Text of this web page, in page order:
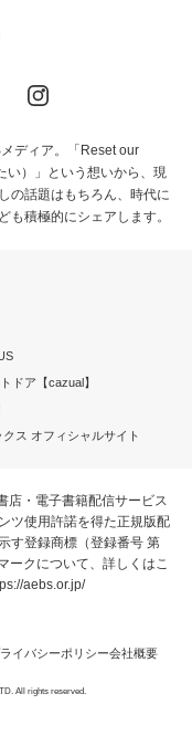
ディア。「Reset our
い）」という想いから、現
の話題はもちろん、時代に
も積極的にシェアします。
ドア【cazual】
クス オフィシャルサイト
店・電子書籍配信サービス
ツ使用許諾を得た正規版配
す登録商標（登録番号 第
ークについて、詳しくはこ
aebs.or.jp/
イバシーポリシー会社概要
All rights reserved.